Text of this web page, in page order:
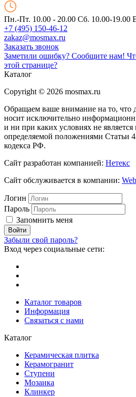
Пн.-Пт. 10.00 - 20.00 Сб. 10.00-19.00
+7 (495) 150-46-12
zakaz@mosmax.ru
Заказать звонок
Заметили ошибку? Сообщите нам!
этой странице?
Каталог
Copyright © 2026 mosmax.ru
Обращаем ваше внимание на то, что
носит исключительно
и ни при каких условиях не
определяемой положениями Статьи
кодекса РФ.
Сайт разработан компанией: Нетекс
Сайт обслуживается в компании:
Логин
Пароль
Запомнить меня
Забыли свой пароль?
Вход через социальные сети:
Каталог товаров
Информация
Связаться с нами
Каталог
Керамическая плитка
Керамогранит
Ступени
Мозаика
Клинкер